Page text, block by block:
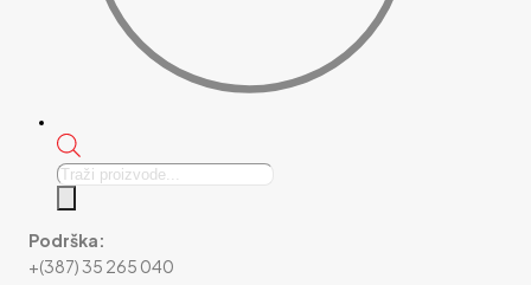
Products
Podrška:
+(387) 35 265 040